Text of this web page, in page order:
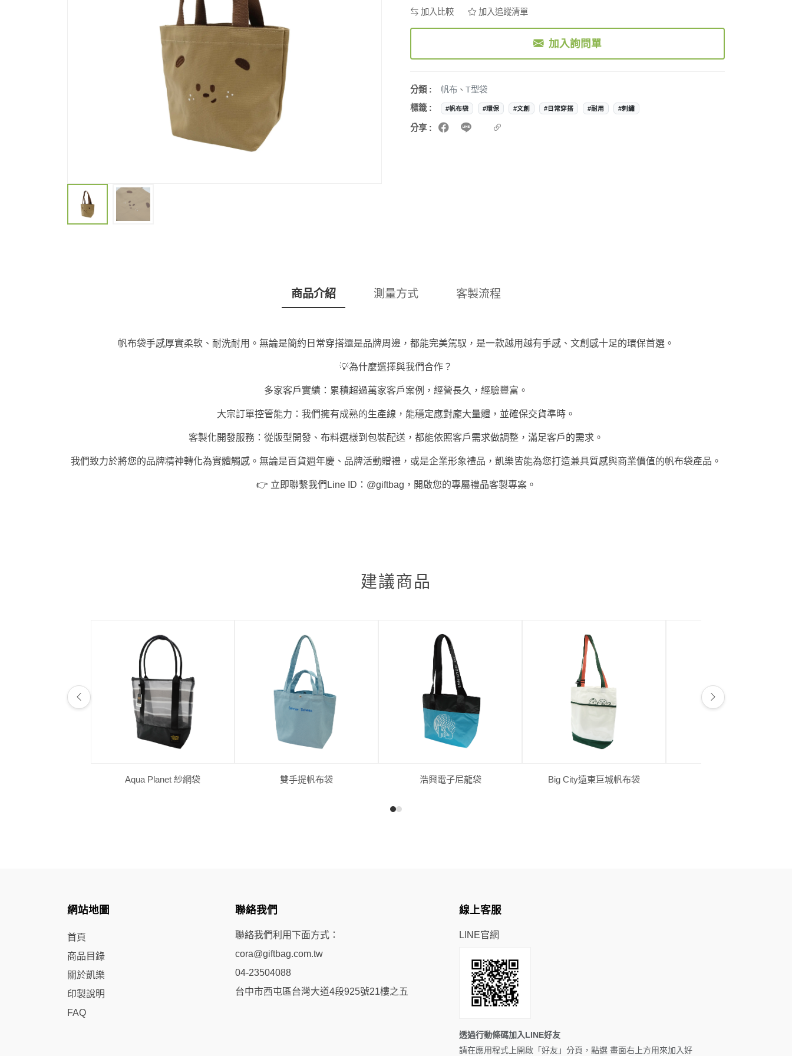
加入比較 加入追蹤清單
加入詢問單
分類 : 帆布 、 T型袋
標籤 :
#帆布袋 #環保 #文創 #日常穿搭 #耐用 #刺繡
分享 :
商品介紹 測量方式 客製流程
帆布袋手感厚實柔軟、耐洗耐用。無論是簡約日常穿搭還是品牌周邊，都能完美駕馭，是一款越用越有手感、文創感十足的環保首選。
💡為什麼選擇與我們合作？
多家客戶實績：累積超過萬家客戶案例，經營長久，經驗豐富。
大宗訂單控管能力：我們擁有成熟的生產線，能穩定應對龐大量體，並確保交貨準時。
客製化開發服務：從版型開發、布料選樣到包裝配送，都能依照客戶需求做調整，滿足客戶的需求。
我們致力於將您的品牌精神轉化為實體觸感。無論是百貨週年慶、品牌活動贈禮，或是企業形象禮品，凱樂皆能為您打造兼具質感與商業價值的帆布袋產品。
👉 立即聯繫我們Line ID：@giftbag，開啟您的專屬禮品客製專案。
建議商品
Aqua Planet 紗網袋 雙手提帆布袋 浩興電子尼龍袋 Big City遠東巨城帆布袋
網站地圖
首頁
商品目錄
關於凱樂
印製說明
FAQ
聯絡我們
聯絡我們利用下面方式：
cora@giftbag.com.tw
04-23504088
台中市西屯區台灣大道4段925號21樓之五
線上客服
LINE官網
透過行動條碼加入LINE好友
請在應用程式上開啟「好友」分頁，點選 畫面右上方用來加入好